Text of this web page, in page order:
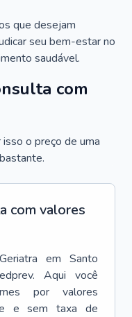
que desejam
seu bem-estar no
saudável.
com
o preço de uma
com valores
Geriatra em Santo
Aqui você
por valores
e sem taxa de